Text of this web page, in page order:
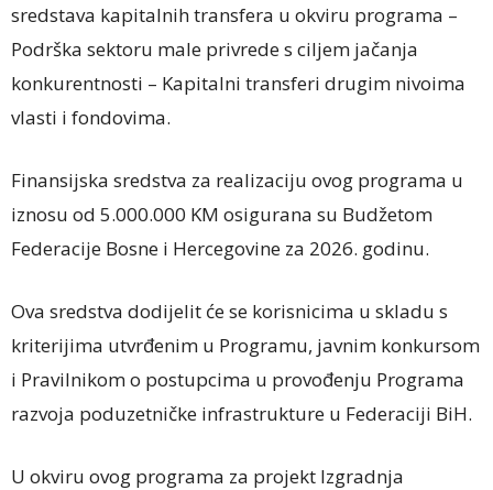
sredstava kapitalnih transfera u okviru programa –
Podrška sektoru male privrede s ciljem jačanja
konkurentnosti – Kapitalni transferi drugim nivoima
vlasti i fondovima.
Finansijska sredstva za realizaciju ovog programa u
iznosu od 5.000.000 KM osigurana su Budžetom
Federacije Bosne i Hercegovine za 2026. godinu.
Ova sredstva dodijelit će se korisnicima u skladu s
kriterijima utvrđenim u Programu, javnim konkursom
i Pravilnikom o postupcima u provođenju Programa
razvoja poduzetničke infrastrukture u Federaciji BiH.
U okviru ovog programa za projekt Izgradnja